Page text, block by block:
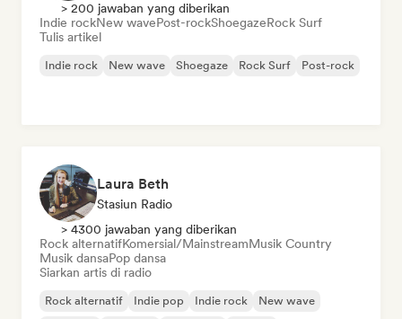
> 200 jawaban yang diberikan
Indie rockNew wavePost-rockShoegazeRock Surf
Tulis artikel
Indie rock New wave Shoegaze Rock Surf Post-rock
Laura Beth
Stasiun Radio
> 4300 jawaban yang diberikan
Rock alternatifKomersial/MainstreamMusik Country
Musik dansaPop dansa
Siarkan artis di radio
Rock alternatif Indie pop Indie rock
New wave